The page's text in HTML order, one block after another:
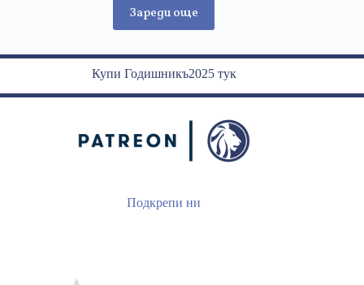
Зареди още
Купи Годишникъ2025 тук
Подкрепи ни